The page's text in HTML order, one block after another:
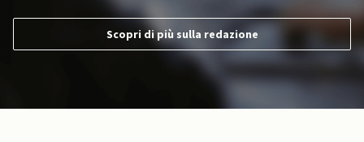
Scopri di più sulla redazione